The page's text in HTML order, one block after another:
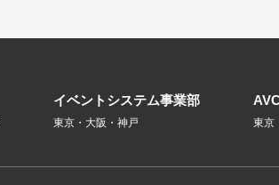
イベントシステム事業部
東京・大阪・神戸 東京